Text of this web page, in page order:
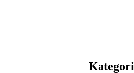
Kategori